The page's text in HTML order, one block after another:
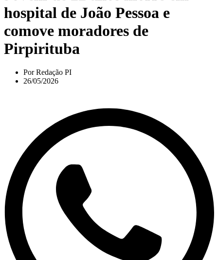
hospital de João Pessoa e
comove moradores de
Pirpirituba
PorRedação PI
26/05/2026